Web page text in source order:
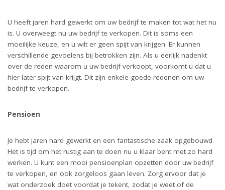
U heeft jaren hard gewerkt om uw bedrijf te maken tot wat het nu
is. U overweegt nu uw bedrijf te verkopen. Dit is soms een
moeilijke keuze, en u wilt er geen spijt van krijgen. Er kunnen
verschillende gevoelens bij betrokken zijn. Als u eerlijk nadenkt
over de reden waarom u uw bedrijf verkoopt, voorkomt u dat u
hier later spijt van krijgt. Dit zijn enkele goede redenen om uw
bedrijf te verkopen.
Pensioen
Je hebt jaren hard gewerkt en een fantastische zaak opgebouwd.
Het is tijd om het rustig aan te doen nu u klaar bent met zo hard
werken. U kunt een mooi pensioenplan opzetten door uw bedrijf
te verkopen, en ook zorgeloos gaan leven. Zorg ervoor dat je
wat onderzoek doet voordat je tekent, zodat je weet of de